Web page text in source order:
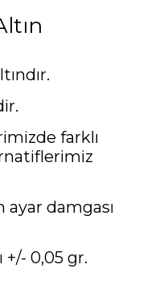
farklı
damgası
+/- 0,05 gr.